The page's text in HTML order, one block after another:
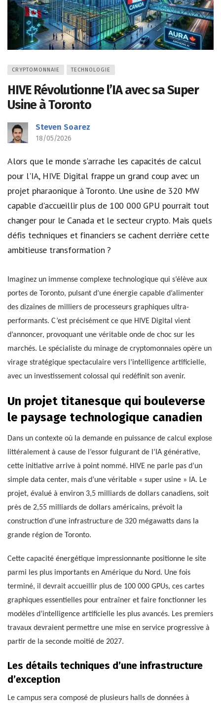
CRYPTOMONNAIE TECHNOLOGIE
HIVE Révolutionne l’IA avec sa Super
Usine à Toronto
Steven Soarez
18/05/2026
Alors que le monde s'arrache les capacités de calcul
pour l'IA, HIVE Digital frappe un grand coup avec un
projet pharaonique à Toronto. Une usine de 320 MW
capable d'accueillir plus de 100 000 GPU pourrait tout
changer pour le Canada et le secteur crypto. Mais quels
défis techniques et financiers se cachent derrière cette
ambitieuse transformation ?
Imaginez un immense complexe technologique qui s’élève aux
portes de Toronto, pulsant d’une énergie capable d’alimenter
des dizaines de milliers de processeurs graphiques ultra-
performants. C’est précisément ce que HIVE Digital vient
d’annoncer, provoquant une véritable onde de choc sur les
marchés. Le spécialiste du minage de cryptomonnaies opère un
virage stratégique spectaculaire vers l’intelligence artificielle,
avec un investissement colossal qui redéfinit son avenir.
Un projet titanesque qui bouleverse
le paysage technologique canadien
Dans un contexte où la demande en puissance de calcul explose
littéralement à cause de l’essor fulgurant de l’IA générative,
cette initiative arrive à point nommé. HIVE ne parle pas d’un
simple data center, mais d’une véritable « super usine » IA. Le
projet, évalué à environ 3,5 milliards de dollars canadiens, soit
près de 2,55 milliards de dollars américains, prévoit la
construction d’une infrastructure de 320 mégawatts dans la
grande région de Toronto.
Cette capacité énergétique impressionnante positionne le site
parmi les plus importants en Amérique du Nord. Une fois
terminé, il devrait accueillir plus de 100 000 GPUs, ces cartes
graphiques essentielles pour entraîner et faire fonctionner les
modèles d’intelligence artificielle les plus avancés. Les premiers
travaux devraient permettre une mise en service progressive à
partir de la seconde moitié de 2027.
Les détails techniques d’une infrastructure
d’exception
Le campus sera composé de plusieurs halls de données à